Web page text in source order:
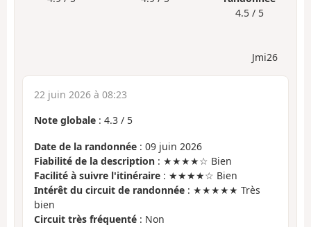
4.5 / 5
Jmi26
22 juin 2026 à 08:23
Note globale : 4.3 / 5
Date de la randonnée : 09 juin 2026
Fiabilité de la description : ★★★★☆ Bien
Facilité à suivre l'itinéraire : ★★★★☆ Bien
Intérêt du circuit de randonnée : ★★★★★ Très
bien
Circuit très fréquenté : Non